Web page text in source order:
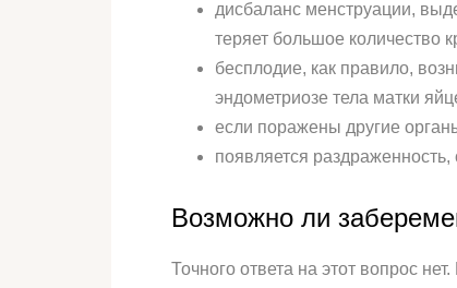
дисбаланс менструации,
теряет большое количество
бесплодие, как правило,
эндометриозе тела матки
если поражены другие
появляется
Возможно ли
Точного ответа на этот вопрос